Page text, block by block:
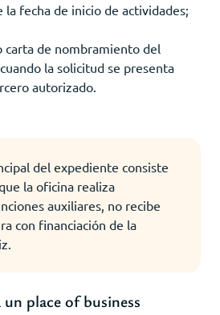
la fecha de inicio de actividades;
carta de nombramiento del
la solicitud se presenta
autorizado.
del expediente consiste
la oficina realiza
auxiliares, no recibe
con financiación de la
place of business